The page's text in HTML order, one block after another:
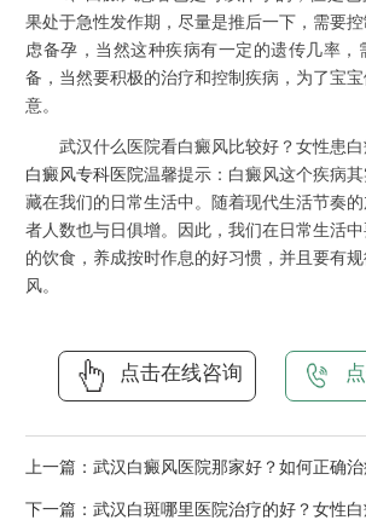
果处于急性发作期，尽量是推后一下，需要
虑备孕，当然这种疾病有一定的遗传几率，
备，当然要积极的治疗和控制疾病，为了宝
意。
武汉什么医院看白癜风比较好？女性患
白癜风专科医院温馨提示：白癜风这个疾病
藏在我们的日常生活中。随着现代生活节奏
者人数也与日俱增。因此，我们在日常生活
的饮食，养成按时作息的好习惯，并且要有
风。
点击在线咨询
上一篇： 武汉白癜风医院那家好？如何正确
下一篇： 武汉白斑哪里医院治疗的好？女性